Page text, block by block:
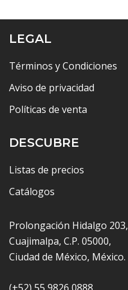
LEGAL
Términos y Condiciones
Aviso de privacidad
Políticas de venta
DESCUBRE
Listas de precios
Catálogos
Prolongación Hidalgo 203,
Cuajimalpa, C.P. 05000,
Ciudad de México, México.